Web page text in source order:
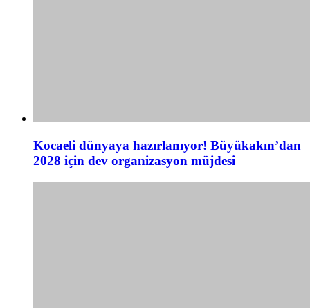
Kocaeli dünyaya hazırlanıyor! Büyükakın’dan
2028 için dev organizasyon müjdesi